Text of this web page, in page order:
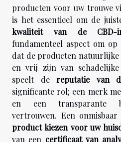
producten voor uw trouwe
is het essentieel om de
kwaliteit van de CBD-
fundamenteel aspect om
dat de producten natuurlijke
en vrij zijn van schadelijke
speelt de reputatie van
significante rol; een merk
en een transparante
vertrouwen. Een
product kiezen voor uw
van een certificaat van